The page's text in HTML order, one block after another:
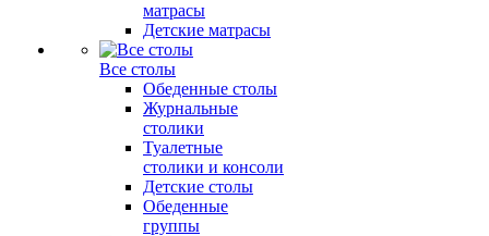
матрасы
Детские матрасы
Все столы
Обеденные столы
Журнальные
столики
Туалетные
столики и консоли
Детские столы
Обеденные
группы